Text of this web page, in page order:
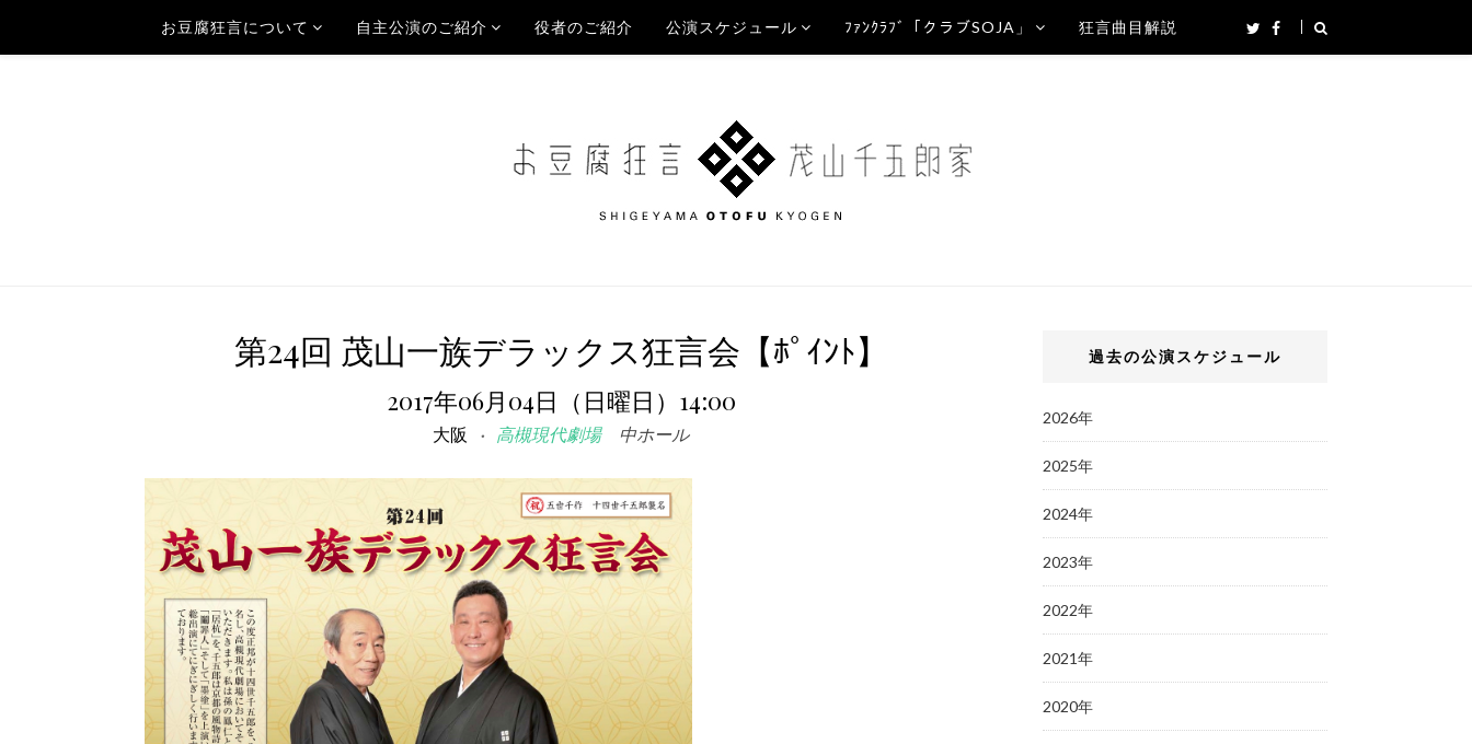
お豆腐狂言について 自主公演のご紹介 役者のご紹介 公演スケジュール ﾌｧﾝｸﾗﾌﾞ「クラブSOJA」 狂言曲目解説
第24回 茂山一族デラックス狂言会【ﾎﾟｲﾝﾄ】
2017年06月04日（日曜日）14:00
大阪 高槻現代劇場中ホール
過去の公演スケジュール
2026年
2025年
2024年
2023年
2022年
2021年
2020年